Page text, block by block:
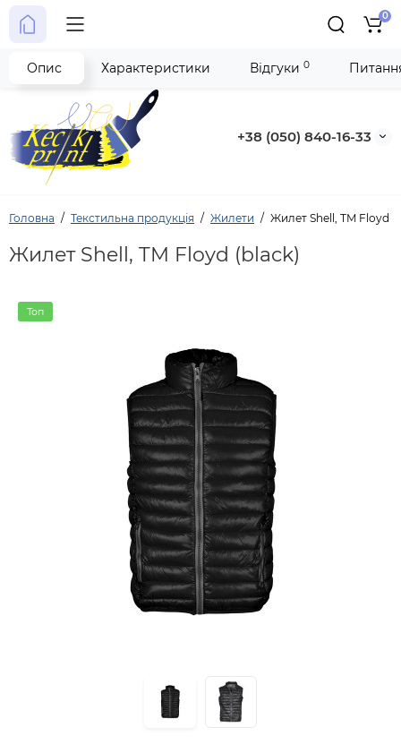
+38 (050) 840-16-33
0
Головна Текстильна продукція Жилети Жилет Shell, TM Floyd
Жилет Shell, TM Floyd (black)
Топ
Опис Характеристики Відгуки 0